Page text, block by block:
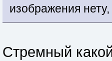
изображения
Стремный